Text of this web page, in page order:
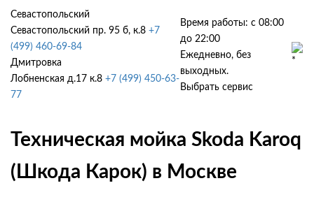
Севастопольский
Севастопольский пр. 95 б, к.8 +7
(499) 460-69-84
Дмитровка
Лобненская д.17 к.8 +7 (499) 450-63-
77
Время работы: с 08:00
до 22:00
Ежедневно, без
выходных.
Выбрать сервис
Техническая мойка Skoda Karoq
(Шкода Карок) в Москве